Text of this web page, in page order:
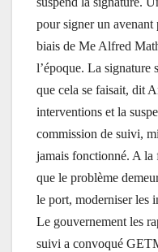
pour signer un avenant
biais de Me Alfred
l’époque. La signature
que cela se faisait, dit
interventions et la
commission de suivi,
jamais fonctionné. A la
que le problème
le port, moderniser les
Le gouvernement les
suivi a convoqué